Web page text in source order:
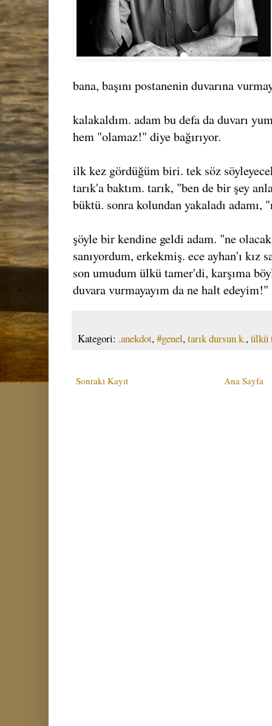
bana, başını postanenin duvarına
kalakaldım. adam bu defa da duvarı
hem "olamaz!" diye bağırıyor.
ilk kez gördüğüm biri. tek söz
tarık'a baktım. tarık, "ben de bir şey
büktü. sonra kolundan yakaladı adamı,
şöyle bir kendine geldi adam. "ne
sanıyordum, erkekmiş. ece ayhan'ı kız
son umudum ülkü tamer'di, karşıma
duvara vurmayayım da ne halt edeyim!"
Kategori: .anekdot,#genel,tarık dursun k.,ülkü
Sonraki Kayıt Ana Sayfa